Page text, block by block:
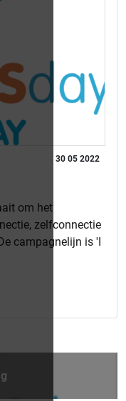
30 05 2022
om het
zelfconnectie
campagnelijn is 'I